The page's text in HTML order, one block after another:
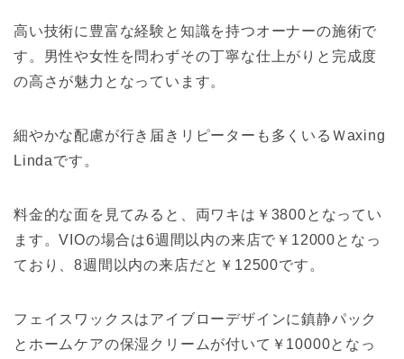
高い技術に豊富な経験と知識を持つオーナーの施術で
す。男性や女性を問わずその丁寧な仕上がりと完成度
の高さが魅力となっています。
細やかな配慮が行き届きリピーターも多くいるＷaxing
Lindaです。
料金的な面を見てみると、両ワキは￥3800となってい
ます。VIOの場合は6週間以内の来店で￥12000となっ
ており、8週間以内の来店だと￥12500です。
フェイスワックスはアイブローデザインに鎮静パック
とホームケアの保湿クリームが付いて￥10000となっ